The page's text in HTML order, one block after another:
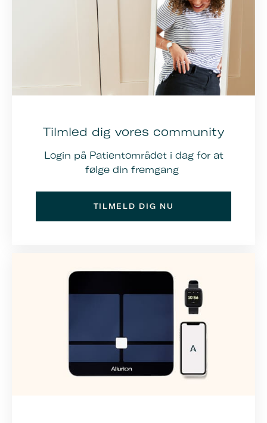
Tilmled dig vores community
Login på Patientområdet i dag for at
følge din fremgang
TILMELD DIG NU